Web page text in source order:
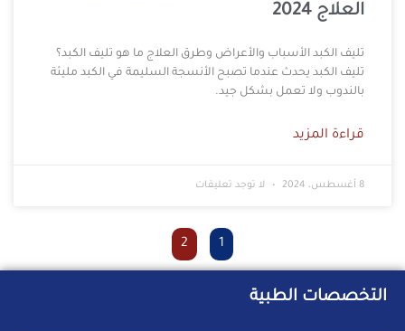
العلاج 2024
تليف الكبد الأسباب والأعراض وطرق العلاج ما هو تليف الكبد؟
تليف الكبد يحدث عندما تصبح الأنسجة السليمة في الكبد مليئة
بالندوب ولا تعمل بشكل جيد.
قراءة المزيد
8 أغسطس، 2024 لا توجد تعليقات
1
2
التخصصات الطبية